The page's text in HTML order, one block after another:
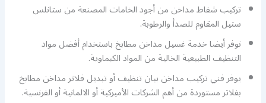
تركيب شفاط مداخن من أجود الخامات المصنعة من ستانلس
ستيل المقاوم للصدأ والرطوبة.
نوفر أيضا خدمة غسيل مداخن مطابخ باستخدام أفضل مواد
التنظيف الطبيعية الخالية من المواد الكيماوية.
يوفر فني تركيب مداخن بيان تنظيف أو تبديل فلاتر مداخن مطابخ
بفلاتر مستوردة من أهم الشركات الأميركية أو الالمانية أو الفرنسية.